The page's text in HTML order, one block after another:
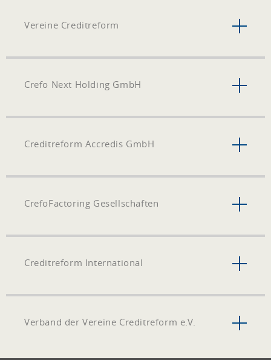
Vereine Creditreform
Crefo Next Holding GmbH
Creditreform Accredis GmbH
CrefoFactoring Gesellschaften
Creditreform International
Verband der Vereine Creditreform e.V.